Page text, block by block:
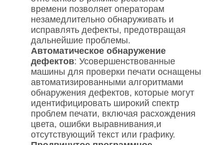
времени позволяет операторам
незамедлительно обнаруживать и
исправлять дефекты, предотвращая
дальнейшие проблемы.
Автоматическое обнаружение
дефектов: Усовершенствованные
машины для проверки печати оснащены
автоматизированными алгоритмами
обнаружения дефектов, которые могут
идентифицировать широкий спектр
проблем печати, включая расхождения
цвета, ошибки выравнивания,и
отсутствующий текст или графику.